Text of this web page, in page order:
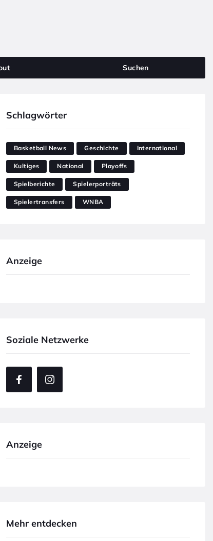
Suchen
Schlagwörter
Basketball News Geschichte International
Kultiges National Playoffs
Spielberichte Spielerporträts
Spielertransfers WNBA
Anzeige
Soziale Netzwerke
Anzeige
Mehr entdecken